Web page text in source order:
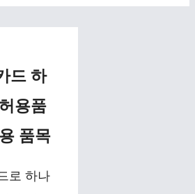
드 하
용품
품목
로 하나